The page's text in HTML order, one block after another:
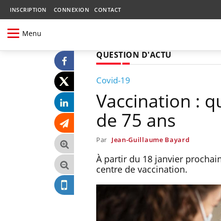
INSCRIPTION CONNEXION CONTACT
Menu
QUESTION D'ACTU
Covid-19
Vaccination :
de 75 ans
Par Jean-Guillaume Bayard
À partir du 18 janvier
centre de vaccination.